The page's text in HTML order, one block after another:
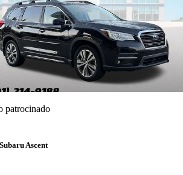
patrocinado
Ascent